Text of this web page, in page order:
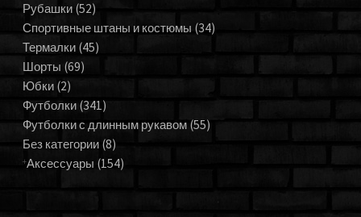
Рубашки (52)
Спортивные штаны и костюмы (34)
Термалки (45)
Шорты (69)
Юбки (2)
Футболки (341)
Футболки с длинным рукавом (55)
Без категории (8)
Аксессуары (154)